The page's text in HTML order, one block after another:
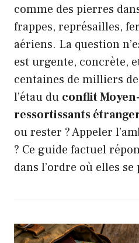
comme des pierres
frappes, représailles,
aériens. La question
est urgente, concrète,
centaines de milliers
l’étau du conflit
ressortissants
ou rester ? Appeler
? Ce guide factuel
dans l’ordre où elles se